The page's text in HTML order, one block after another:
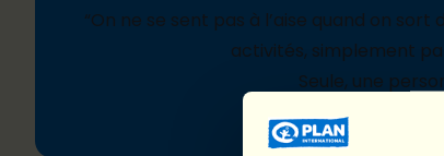
“On ne se sent pas à l’aise quand on
activités, simplement
Seule, une